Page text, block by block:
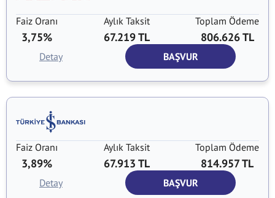
Faiz Oranı
3,75%
Aylık Taksit
67.219 TL
Toplam Ödeme
806.626 TL
BAŞVUR
Detay
Faiz Oranı
3,89%
Aylık Taksit
67.913 TL
Toplam Ödeme
814.957 TL
BAŞVUR
Detay